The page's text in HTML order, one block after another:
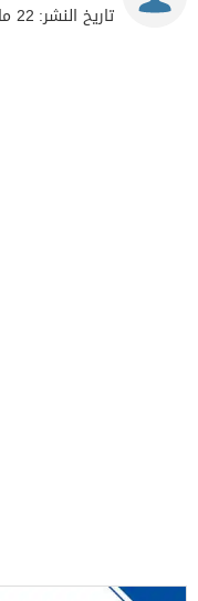
تاريخ النشر: 22 مايو 2025 - 6:04م